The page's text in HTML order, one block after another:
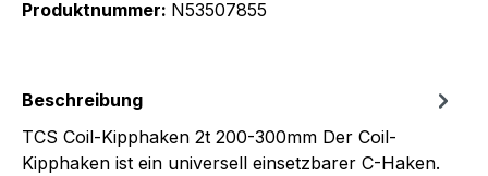
Produktnummer: N53507855
Beschreibung
TCS Coil-Kipphaken 2t 200-300mm Der Coil-
Kipphaken ist ein universell einsetzbarer C-Haken.